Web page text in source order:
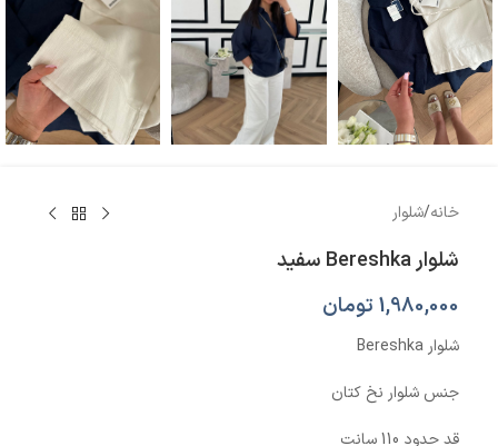
خانه/شلوار
شلوار Bereshka سفید
1,980,000 تومان
شلوار Bereshka
جنس شلوار نخ کتان
قد حدود 110 سانت